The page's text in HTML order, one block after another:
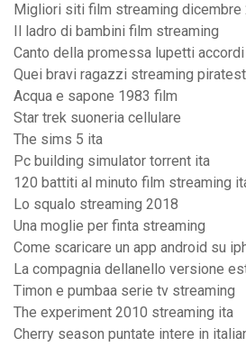
Migliori siti film streaming dicembre
Il ladro di bambini film streaming
Canto della promessa lupetti accordi
Quei bravi ragazzi streaming
Acqua e sapone 1983 film
Star trek suoneria cellulare
The sims 5 ita
Pc building simulator torrent ita
120 battiti al minuto film streaming
Lo squalo streaming 2018
Una moglie per finta streaming
Come scaricare un app android su
La compagnia dellanello versione
Timon e pumbaa serie tv streaming
The experiment 2010 streaming ita
Cherry season puntate intere in